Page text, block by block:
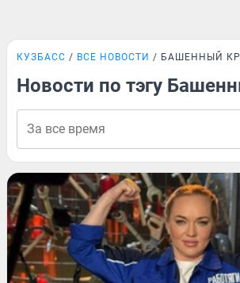
КУЗБАСС ВСЕ НОВОСТИ БАШЕННЫЙ
Новости по тэгу